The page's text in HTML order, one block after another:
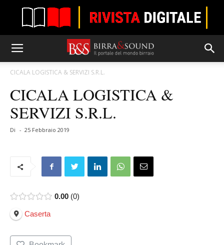
CICALA LOGISTICA & SERVIZI S.R.L.
CICALA LOGISTICA &
SERVIZI S.R.L.
Di - 25 Febbraio 2019
0.00 0
Caserta